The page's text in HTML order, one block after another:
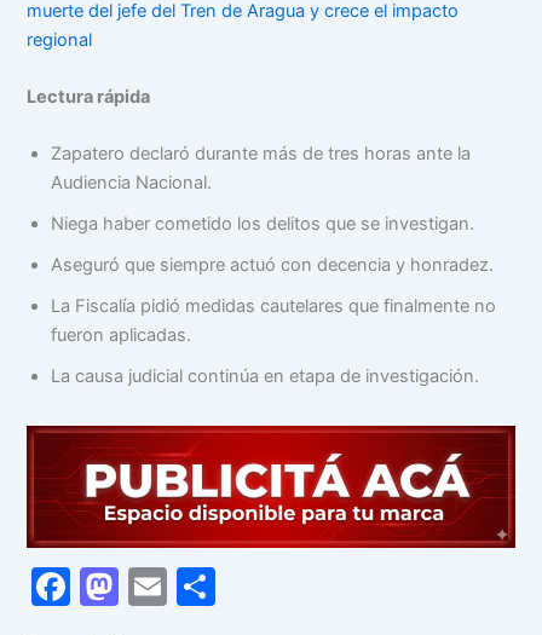
muerte del jefe del Tren de Aragua y crece el impacto
regional
Lectura rápida
Zapatero declaró durante más de tres horas ante la
Audiencia Nacional.
Niega haber cometido los delitos que se investigan.
Aseguró que siempre actuó con decencia y honradez.
La Fiscalía pidió medidas cautelares que finalmente no
fueron aplicadas.
La causa judicial continúa en etapa de investigación.
F
M E